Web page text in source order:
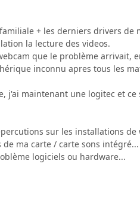
+ les derniers drivers de
la lecture des videos.
que le problème arrivait,
inconnu apres tous les
j'ai maintenant une logitec et
sur les installations de
ma carte / carte sons intégré...
logiciels ou hardware...